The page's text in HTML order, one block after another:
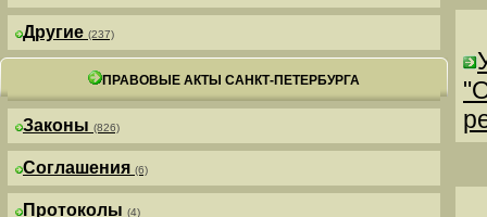
Другие (237)
ПРАВОВЫЕ АКТЫ САНКТ-ПЕТЕРБУРГА
Законы (826)
Соглашения (6)
Протоколы (4)